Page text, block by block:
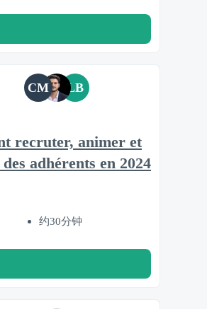
CM LB
recruter, animer et
adhérents en 2024
约30分钟